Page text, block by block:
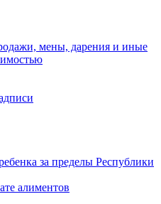
мены, дарения и иные
за пределы Республики
алиментов